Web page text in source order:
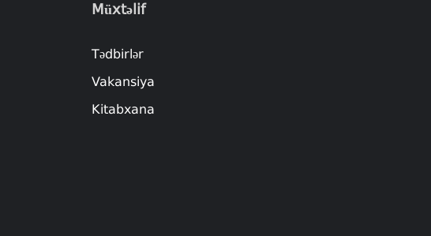
Müxtəlif
Tədbirlər
Vakansiya
Kitabxana